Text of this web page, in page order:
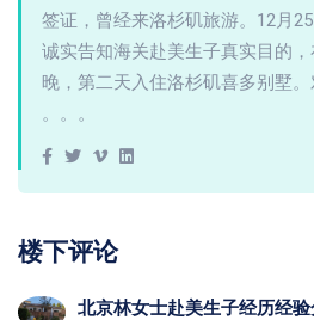
签证，曾经来洛杉矶旅游。12月
诚实告知海关赴美生子真实目的
晚，第二天入住洛杉矶喜多别墅
。。。
楼下评论
北京林女士赴美生子经历经